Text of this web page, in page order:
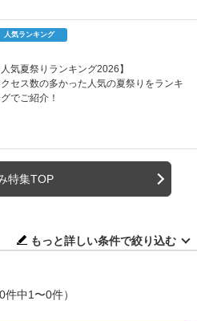
人気ランキング
人気夏祭りランキング2026】
セス数の多かった人気の夏祭りをランキ
でご紹介！
特集TOP
もっと詳しい条件で絞り込む
0件中1〜0件）